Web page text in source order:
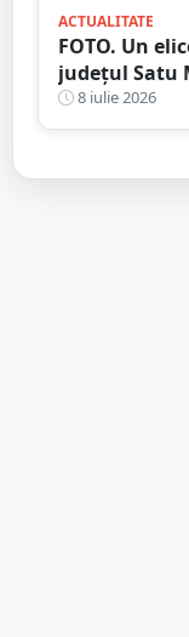
ACTUALITATE
FOTO. Un
județul Satu
curiozitatea
8 iulie 2026